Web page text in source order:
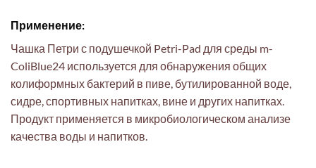
Применение:
Чашка Петри с подушечкой Petri-Pad для среды m-
ColiBlue24 используется для обнаружения общих
колиформных бактерий в пиве, бутилированной воде,
сидре, спортивных напитках, вине и других напитках.
Продукт применяется в микробиологическом анализе
качества воды и напитков.